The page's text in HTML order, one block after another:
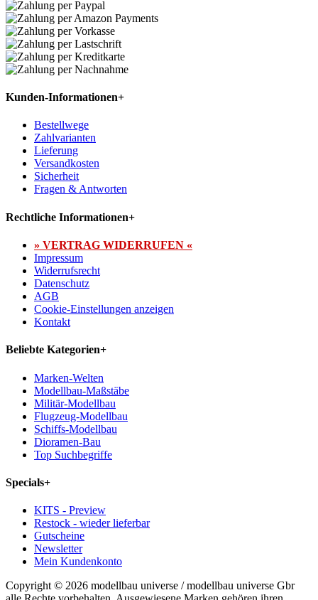
Kunden-Informationen+
Bestellwege
Zahlvarianten
Lieferung
Versandkosten
Sicherheit
Fragen & Antworten
Rechtliche Informationen+
» VERTRAG WIDERRUFEN «
Impressum
Widerrufsrecht
Datenschutz
AGB
Cookie-Einstellungen anzeigen
Kontakt
Beliebte Kategorien+
Marken-Welten
Modellbau-Maßstäbe
Militär-Modellbau
Flugzeug-Modellbau
Schiffs-Modellbau
Dioramen-Bau
Top Suchbegriffe
Specials+
KITS - Preview
Restock - wieder lieferbar
Gutscheine
Newsletter
Mein Kundenkonto
Copyright © 2026 modellbau universe / modellbau universe Gbr